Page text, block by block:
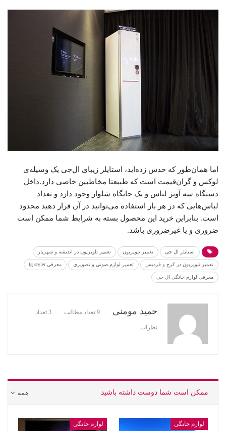
اما همان‌طور که حدس زده‌اید، استایلر زیبای ال‌جی یک وسیله‌ی
لوکس و گران‌قیمت است که طبیعتا مخاطبین خاصی دارد.داخل
دستگاه سه آویز لباس و یک جایگاه شلوار وجود دارد و تعداد
لباس‌هایی که در هر بار استفاده می‌توانید در آن قرار دهید محدود
است. بنابراین خرید این محصول بسته به شرایط شما ممکن است
ضروری و یا غیرضروری باشد.
استایلر ال جی تعمیر تلویزیون تعمیر تلویزیون در اندیشه و شهریار
تعمیر تلویزیون در کرج و فردیس تعمیر لوازم صوتی و تصویری معرفی lg styler
معرفی لوازم خانگی ال جی
حمید مومنی 9 تعداد مطالب 3 تعداد
نظرات
همه ممکن است شما دوست داشته باشید
لوارم خانگی لوارم خانگی